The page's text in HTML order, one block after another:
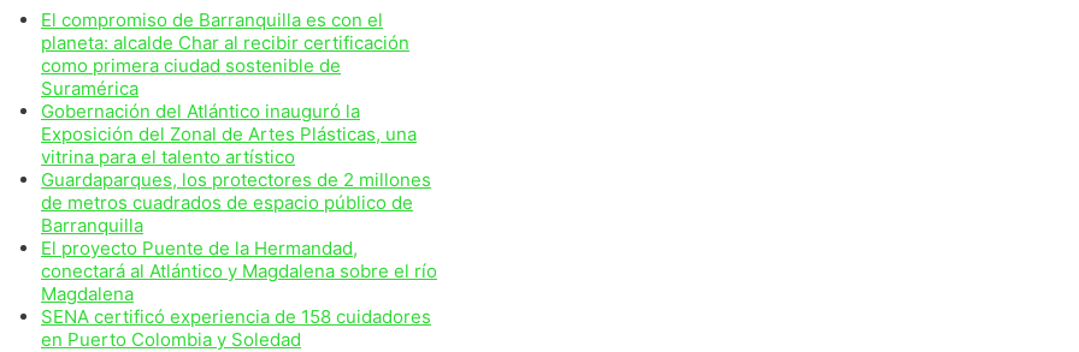
El compromiso de Barranquilla es con el
planeta: alcalde Char al recibir certificación
como primera ciudad sostenible de
Suramérica
Gobernación del Atlántico inauguró la
Exposición del Zonal de Artes Plásticas, una
vitrina para el talento artístico
Guardaparques, los protectores de 2 millones
de metros cuadrados de espacio público de
Barranquilla
El proyecto Puente de la Hermandad,
conectará al Atlántico y Magdalena sobre el río
Magdalena
SENA certificó experiencia de 158 cuidadores
en Puerto Colombia y Soledad